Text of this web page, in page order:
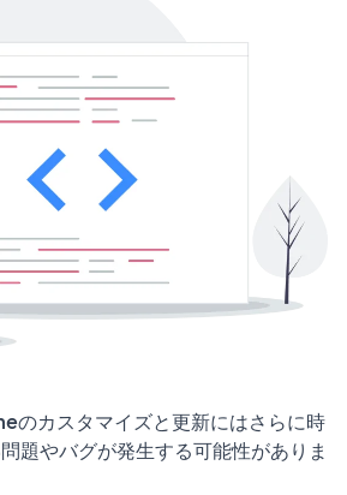
のカスタマイズと更新にはさらに時
題やバグが発生する可能性がありま